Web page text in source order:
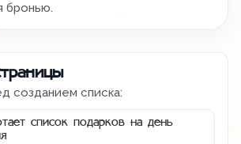
бронью.
созданием списка:
список подарков на день